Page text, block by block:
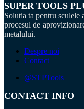
SUPER TOOLS
Solutia ta pentru
procesul de
metalului.
Despre noi
Contact
@STPTools
CONTACT INFO